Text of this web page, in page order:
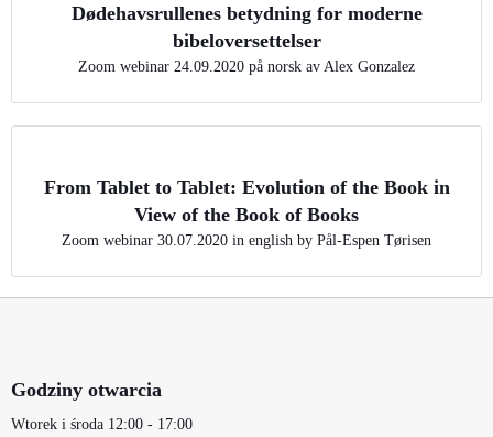
Dødehavsrullenes betydning for moderne
bibeloversettelser
Zoom webinar 24.09.2020 på norsk av Alex Gonzalez
From Tablet to Tablet: Evolution of the Book in
View of the Book of Books
Zoom webinar 30.07.2020 in english by Pål-Espen Tørisen
Godziny otwarcia
Wtorek i środa 12:00 - 17:00